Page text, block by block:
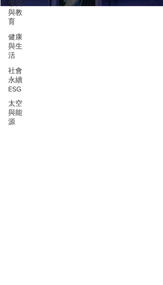
學習
與教
育
健康
與生
活
社會
永續
ESG
太空
與能
源